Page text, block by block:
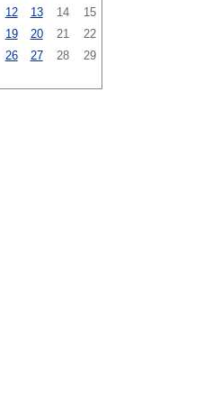
12 13 14
15
19 20 21
22
26 27 28
29